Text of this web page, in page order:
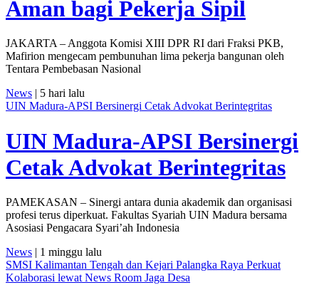
Aman bagi Pekerja Sipil
JAKARTA – Anggota Komisi XIII DPR RI dari Fraksi PKB,
Mafirion mengecam pembunuhan lima pekerja bangunan oleh
Tentara Pembebasan Nasional
News | 5 hari lalu
UIN Madura-APSI Bersinergi Cetak Advokat Berintegritas
UIN Madura-APSI Bersinergi
Cetak Advokat Berintegritas
PAMEKASAN – Sinergi antara dunia akademik dan organisasi
profesi terus diperkuat. Fakultas Syariah UIN Madura bersama
Asosiasi Pengacara Syari’ah Indonesia
News | 1 minggu lalu
SMSI Kalimantan Tengah dan Kejari Palangka Raya Perkuat
Kolaborasi lewat News Room Jaga Desa